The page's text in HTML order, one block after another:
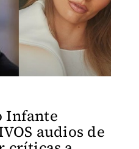
Infante
audios de